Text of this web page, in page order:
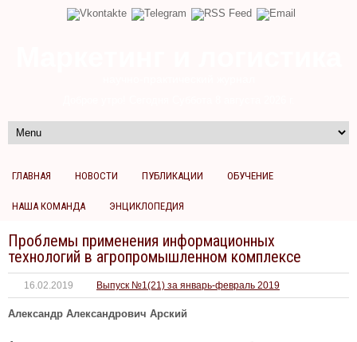
ГЛАВНАЯ НОВОСТИ ПУБЛИКАЦИИ ОБУЧЕНИЕ
НАША КОМАНДА ЭНЦИКЛОПЕДИЯ
Проблемы применения информационных
технологий в агропромышленном комплексе
16.02.2019 Выпуск №1(21) за январь-февраль 2019
Александр Александрович Арский